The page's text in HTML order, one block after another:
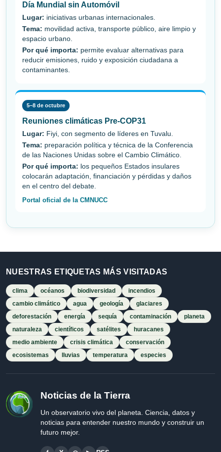
Día Mundial sin Automóvil
Lugar: iniciativas urbanas internacionales.
Tema: movilidad activa, transporte público, aire limpio y
espacio urbano.
Por qué importa: permite evaluar alternativas para
reducir emisiones, ruido y exposición ciudadana a
contaminantes.
5–8 de octubre
Reuniones climáticas Pre-COP31
Lugar: Fiyi, con segmento de líderes en Tuvalu.
Tema: preparación política y técnica de la Conferencia
de las Naciones Unidas sobre el Cambio Climático.
Por qué importa: los pequeños Estados insulares
colocarán adaptación, financiación y pérdidas y daños
en el centro del debate.
Portal oficial de la CMNUCC
NUESTRAS ETIQUETAS MÁS VISITADAS
clima océanos biodiversidad
incendios
cambio climático
agua geología
glaciares
deforestación
energía sequía contaminación
planeta
naturaleza
científicos satélites
huracanes
medio ambiente
crisis climática
conservación
ecosistemas
lluvias temperatura especies
Noticias de la Tierra
Un observatorio vivo del planeta. Ciencia, datos y
noticias para entender nuestro mundo y construir un
futuro mejor.